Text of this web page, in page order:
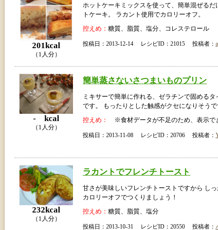
201kcal
（1人分）
ホットケーキミックスを使って、簡単混ぜるだ
トケーキ。 ラカント使用でカロリーオフ。
控えめ： 糖質、脂質、塩分、コレステロール
投稿日：2013-12-14 レシピID：21015 投稿者：
- kcal
（1人分）
簡単蒸さないさつまいものプリン
ミキサーで簡単に作れる、ゼラチンで固めるタ
です。 もったりとした触感がクセになりそう
控えめ： ※食材データが不足のため、表示で
投稿日：2013-11-08 レシピID：20706 投稿者：
232kcal
（1人分）
ラカントでフレンチトースト
甘さが美味しいフレンチトーストですから し
カロリーオフでつくりましょう！
控えめ： 糖質、脂質、塩分
投稿日：2013-10-31 レシピID：20550 投稿者：